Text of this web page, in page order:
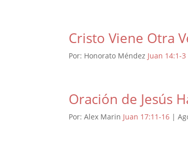
Cristo Viene Otra
Por: Honorato Méndez Juan 14:1-3
Oración de Jesús
Por: Alex Marin Juan 17:11-16 |